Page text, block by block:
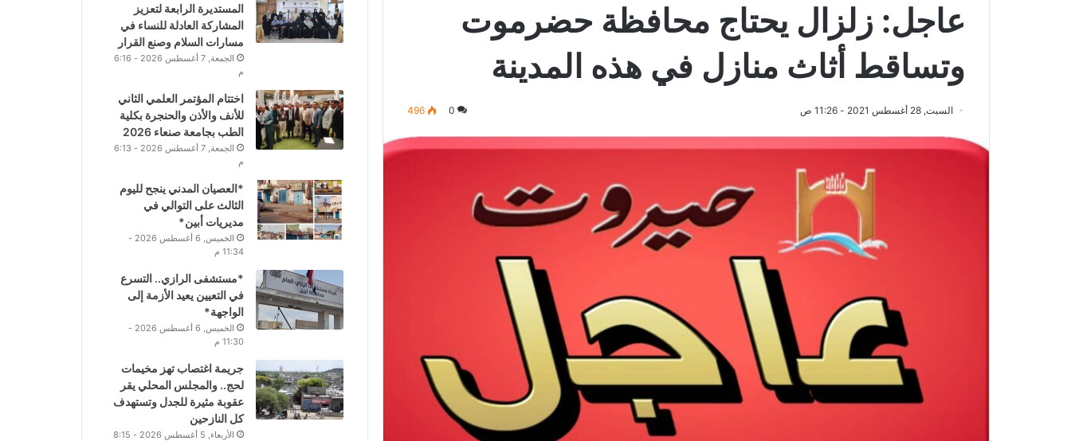
عاجل: زلزال يحتاج محافظة حضرموت
وتساقط أثاث منازل في هذه المدينة
السبت, 28 أغسطس 2021 - 11:26 ص 0
496
المستديرة الرابعة لتعزيز
المشاركة العادلة للنساء في
مسارات السلام وصنع القرار
الجمعة, 7 أغسطس 2026 - 6:16
م
اختتام المؤتمر العلمي الثاني
للأنف والأذن والحنجرة بكلية
الطب بجامعة صنعاء 2026
الجمعة, 7 أغسطس 2026 - 6:13
م
*العصيان المدني ينجح لليوم
الثالث على التوالي في
مديريات أبين*
الخميس, 6 أغسطس 2026 -
11:34 م
*مستشفى الرازي.. التسرع
في التعيين يعيد الأزمة إلى
الواجهة*
الخميس, 6 أغسطس 2026 -
11:30 م
جريمة اغتصاب تهز مخيمات
لحج.. والمجلس المحلي يقر
عقوبة مثيرة للجدل وتستهدف
كل النازحين
الأربعاء, 5 أغسطس 2026 - 8:15